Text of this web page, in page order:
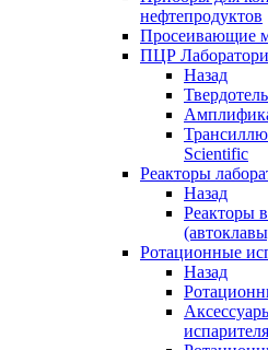
нефтепродуктов
Просеивающие
ПЦР
Назад
Scientific
Реакторы
Назад
Реакторы
Ротационные
Назад